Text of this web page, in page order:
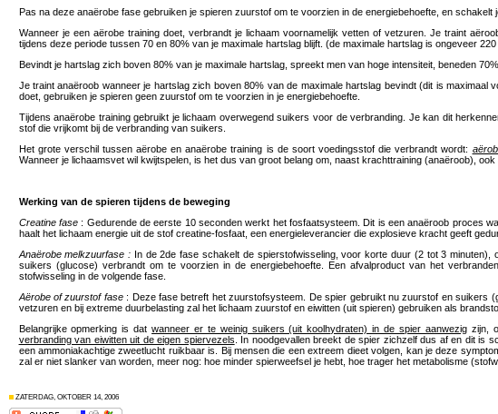
Pas na deze anaërobe fase gebruiken je spieren zuurstof om te voorzien in de energiebehoefte, en schakelt
Wanneer je een aërobe training doet, verbrandt je lichaam voornamelijk vetten of vetzuren. Je traint
tijdens deze periode tussen 70 en 80% van je maximale hartslag blijft. (de maximale hartslag is ongeveer 220
Bevindt je hartslag zich boven 80% van je maximale hartslag, spreekt men van hoge intensiteit, beneden
Je traint anaëroob wanneer je hartslag zich boven 80% van de maximale hartslag bevindt (dit is
doet, gebruiken je spieren geen zuurstof om te voorzien in je energiebehoefte.
Tijdens anaërobe training gebruikt je lichaam overwegend suikers voor de verbranding. Je kan dit
stof die vrijkomt bij de verbranding van suikers.
Het grote verschil tussen aërobe en anaërobe training is de soort voedingsstof die verbrandt wordt:
Wanneer je lichaamsvet wil kwijtspelen, is het dus van groot belang om, naast krachttraining (anaëroob),
Werking van de spieren tijdens de beweging
Creatine fase: Gedurende de eerste 10 seconden werkt het fosfaatsysteem. Dit is een anaëroob proces
haalt het lichaam energie uit de stof creatine-fosfaat, een energieleverancier die explosieve kracht geeft
Anaërobe melkzuurfase : In de 2de fase schakelt de spierstofwisseling, voor korte duur (2 tot 3
suikers (glucose) verbrandt om te voorzien in de energiebehoefte. Een afvalproduct van het
stofwisseling in de volgende fase.
Aërobe of zuurstof fase: Deze fase betreft het zuurstofsysteem. De spier gebruikt nu zuurstof en suikers
vetzuren en bij extreme duurbelasting zal het lichaam zuurstof en eiwitten (uit spieren) gebruiken als
Belangrijke opmerking is datwanneer er te weinig suikers (uit koolhydraten) in de spier aanwezigzijn,
verbranding van eiwitten uit de eigen spiervezels . In noodgevallen breekt de spier zichzelf dus af en dit is
een ammoniakachtige zweetlucht ruikbaar is. Bij mensen die een extreem dieet volgen, kan je deze
zal er niet slanker van worden, meer nog: hoe minder spierweefsel je hebt, hoe trager het metabolisme
ZATERDAG, OKTOBER 14, 2006